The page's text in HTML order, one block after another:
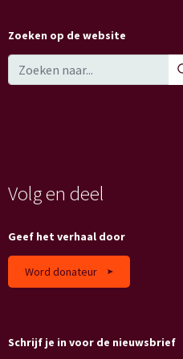
Zoeken op de website
Volg en deel
Geef het verhaal door
Word donateur
Schrijf je in voor de nieuwsbrief